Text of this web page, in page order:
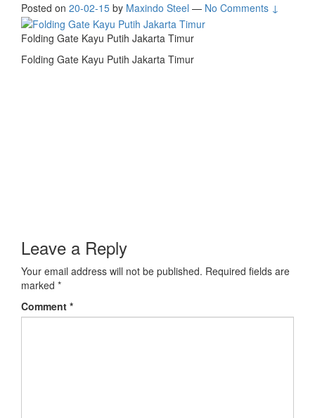
Posted on 20-02-15 by Maxindo Steel — No Comments ↓
Folding Gate Kayu Putih Jakarta Timur
Folding Gate Kayu Putih Jakarta Timur
Leave a Reply
Your email address will not be published. Required fields are
marked *
Comment *